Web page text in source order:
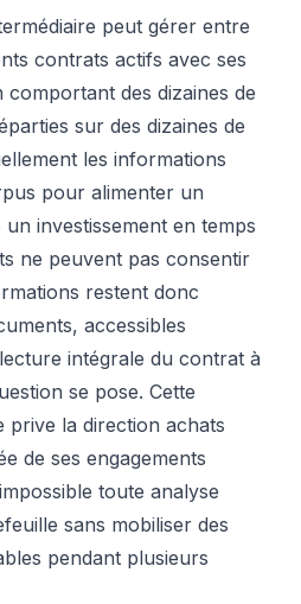
peut gérer entre
contrats actifs avec ses
des dizaines de
sur des dizaines de
les informations
pour alimenter un
investissement en temps
ne peuvent pas consentir
restent donc
accessibles
intégrale du contrat à
se pose. Cette
prive la direction achats
de ses engagements
toute analyse
sans mobiliser des
pendant plusieurs